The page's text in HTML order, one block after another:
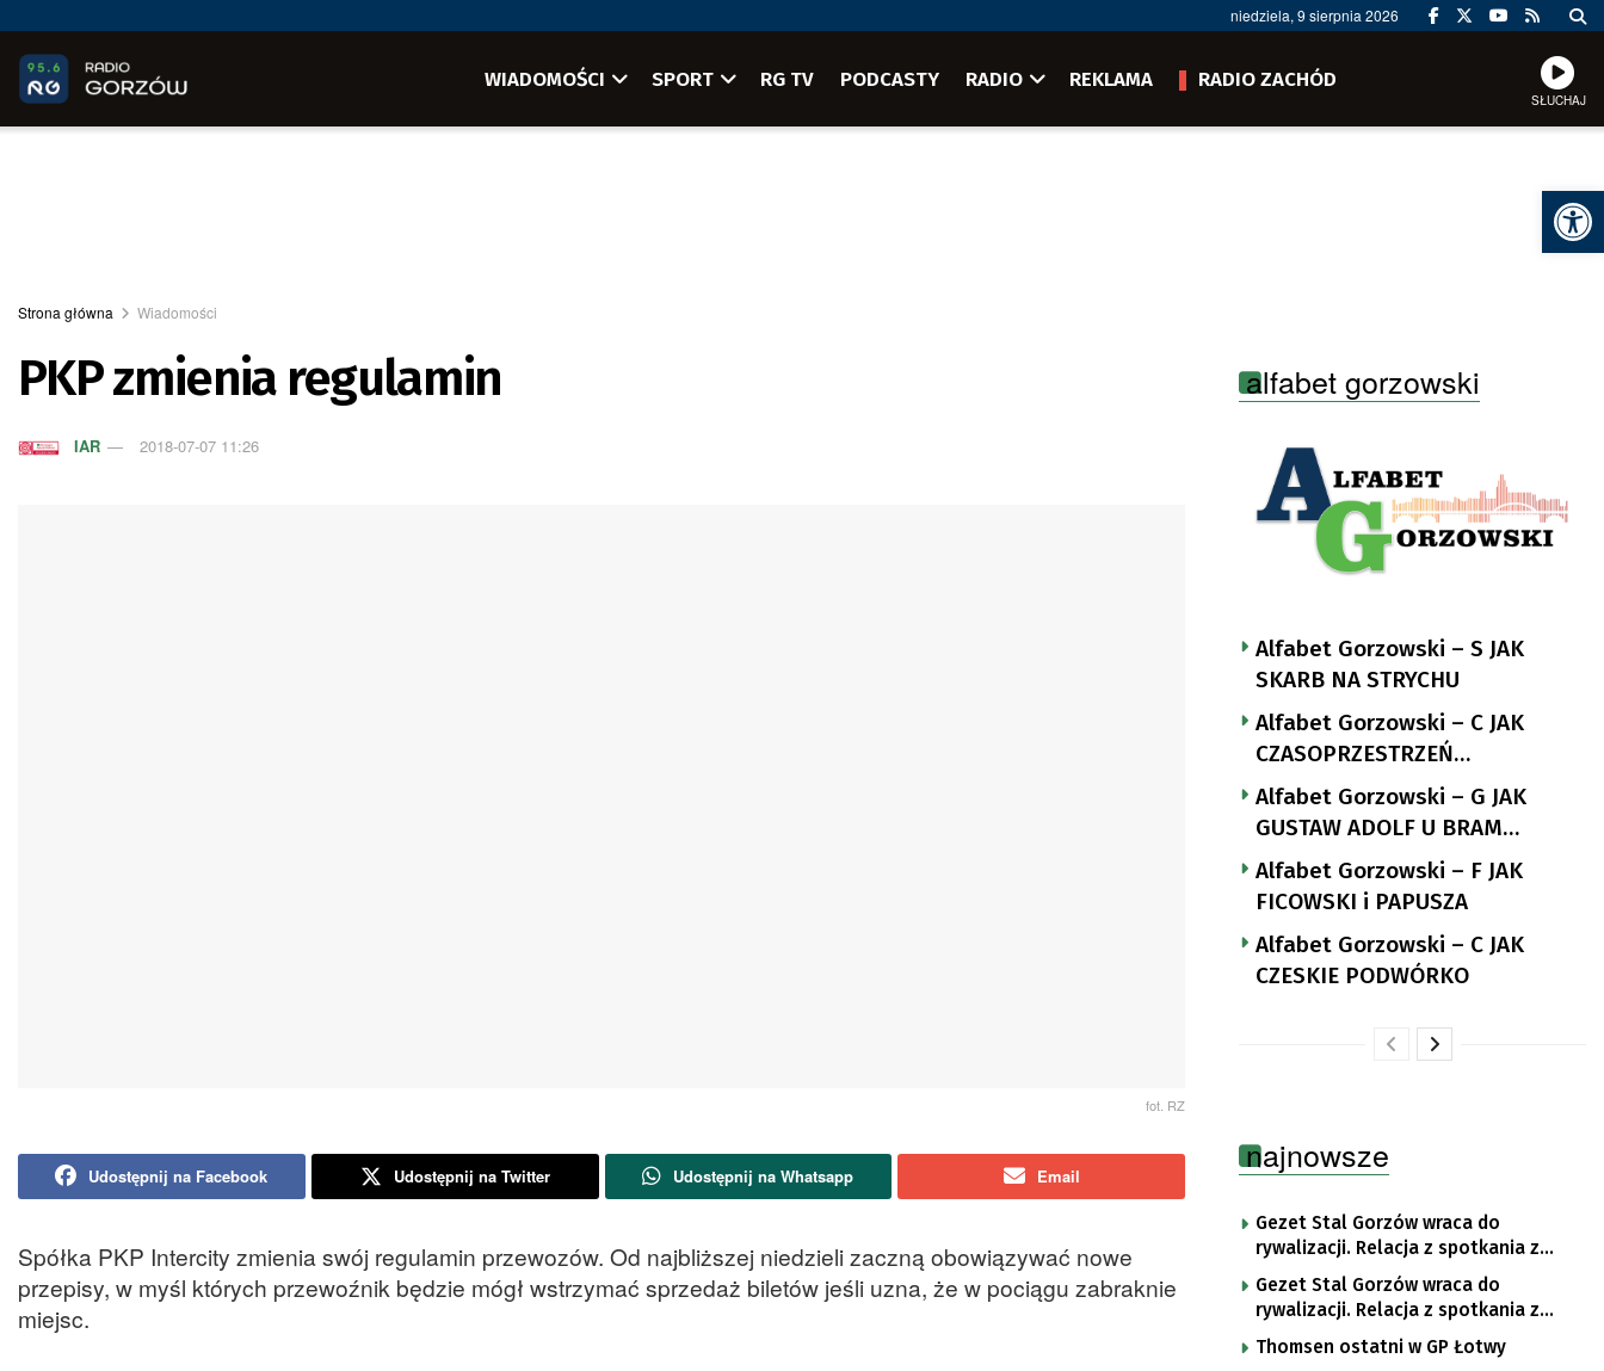
niedziela, 9 sierpnia 2026
WIADOMOŚCI SPORT RG TV PODCASTY RADIO REKLAMA RADIO ZACHÓD
SŁUCHAJ
Strona główna Wiadomości
PKP zmienia regulamin
IAR 2018-07-07 11:26
fot. RZ
Udostępnij na Facebook Udostępnij na Twitter Udostępnij na Whatsapp Email
Spółka PKP Intercity zmienia swój regulamin przewozów. Od najbliższej niedzieli zaczną obowiązywać nowe
przepisy, w myśl których przewoźnik będzie mógł wstrzymać sprzedaż biletów jeśli uzna, że w pociągu zabraknie
miejsc.
alfabet gorzowski
Alfabet Gorzowski – S JAK
SKARB NA STRYCHU
Alfabet Gorzowski – C JAK
CZASOPRZESTRZEŃ
NUTTGENSA
Alfabet Gorzowski – G JAK
GUSTAW ADOLF U BRAM
LANDSBERGA
Alfabet Gorzowski – F JAK
FICOWSKI i PAPUSZA
Alfabet Gorzowski – C JAK
CZESKIE PODWÓRKO
najnowsze
Gezet Stal Gorzów wraca do
rywalizacji. Relacja z spotkania z
częstochowskimi lwami u nas!
Gezet Stal Gorzów wraca do
rywalizacji. Relacja z spotkania z
częstochowskimi lwami u nas!
Thomsen ostatni w GP Łotwy